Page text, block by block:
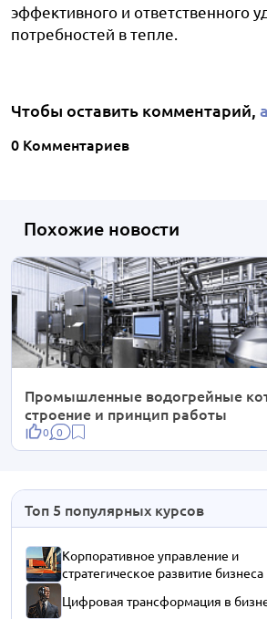
эффективного и ответственного
потребностей в тепле.
Чтобы оставить комментарий,
0 Комментариев
Похожие новости
Промышленные водогрейные
строение и принцип работы
0 0
Топ 5 популярных курсов
Корпоративное управление и
стратегическое развитие бизнеса
Цифровая трансформация в